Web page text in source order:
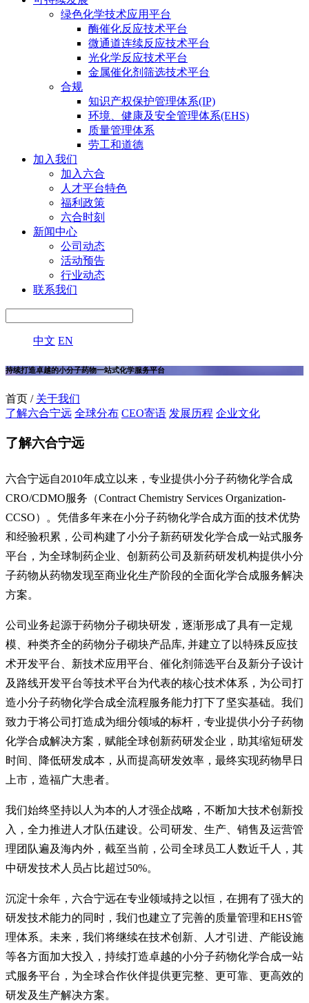
绿色化学技术应用平台
酶催化反应技术平台
微通道连续反应技术平台
光化学反应技术平台
金属催化剂筛选技术平台
合规
知识产权保护管理体系(IP)
环境、健康及安全管理体系(EHS)
质量管理体系
劳工和道德
加入我们
加入六合
人才平台特色
福利政策
六合时刻
新闻中心
公司动态
活动预告
行业动态
联系我们
中文 EN
持续打造卓越的小分子药物一站式化学服务平台
首页 / 关于我们
了解六合宁远 全球分布 CEO寄语 发展历程 企业文化
了解六合宁远
六合宁远自2010年成立以来，专业提供小分子药物化学合成
CRO/CDMO服务（Contract Chemistry Services Organization-
CCSO）。凭借多年来在小分子药物化学合成方面的技术优势
和经验积累，公司构建了小分子新药研发化学合成一站式服务
平台，为全球制药企业、创新药公司及新药研发机构提供小分
子药物从药物发现至商业化生产阶段的全面化学合成服务解决
方案。
公司业务起源于药物分子砌块研发，逐渐形成了具有一定规
模、种类齐全的药物分子砌块产品库, 并建立了以特殊反应技
术开发平台、新技术应用平台、催化剂筛选平台及新分子设计
及路线开发平台等技术平台为代表的核心技术体系，为公司打
造小分子药物化学合成全流程服务能力打下了坚实基础。我们
致力于将公司打造成为细分领域的标杆，专业提供小分子药物
化学合成解决方案，赋能全球创新药研发企业，助其缩短研发
时间、降低研发成本，从而提高研发效率，最终实现药物早日
上市，造福广大患者。
我们始终坚持以人为本的人才强企战略，不断加大技术创新投
入，全力推进人才队伍建设。公司研发、生产、销售及运营管
理团队遍及海内外，截至当前，公司全球员工人数近千人，其
中研发技术人员占比超过50%。
沉淀十余年，六合宁远在专业领域持之以恒，在拥有了强大的
研发技术能力的同时，我们也建立了完善的质量管理和EHS管
理体系。未来，我们将继续在技术创新、人才引进、产能设施
等各方面加大投入，持续打造卓越的小分子药物化学合成一站
式服务平台，为全球合作伙伴提供更完整、更可靠、更高效的
研发及生产解决方案。